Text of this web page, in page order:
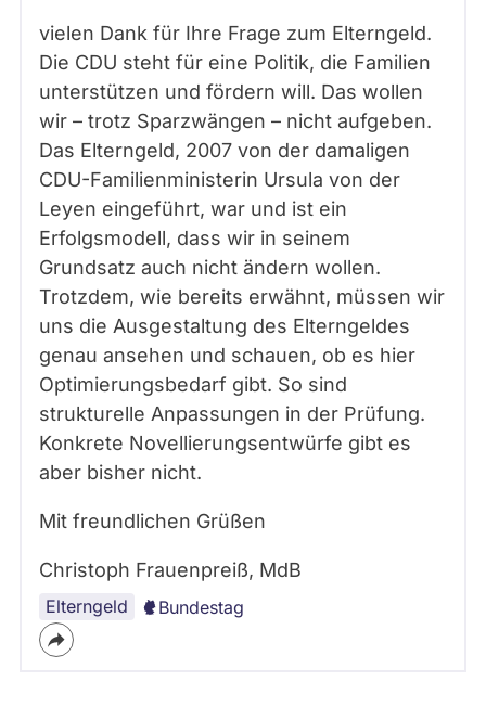
vielen Dank für Ihre Frage zum Elterngeld.
Die CDU steht für eine Politik, die Familien
unterstützen und fördern will. Das wollen
wir – trotz Sparzwängen – nicht aufgeben.
Das Elterngeld, 2007 von der damaligen
CDU-Familienministerin Ursula von der
Leyen eingeführt, war und ist ein
Erfolgsmodell, dass wir in seinem
Grundsatz auch nicht ändern wollen.
Trotzdem, wie bereits erwähnt, müssen wir
uns die Ausgestaltung des Elterngeldes
genau ansehen und schauen, ob es hier
Optimierungsbedarf gibt. So sind
strukturelle Anpassungen in der Prüfung.
Konkrete Novellierungsentwürfe gibt es
aber bisher nicht.
Mit freundlichen Grüßen
Christoph Frauenpreiß, MdB
Elterngeld Bundestag